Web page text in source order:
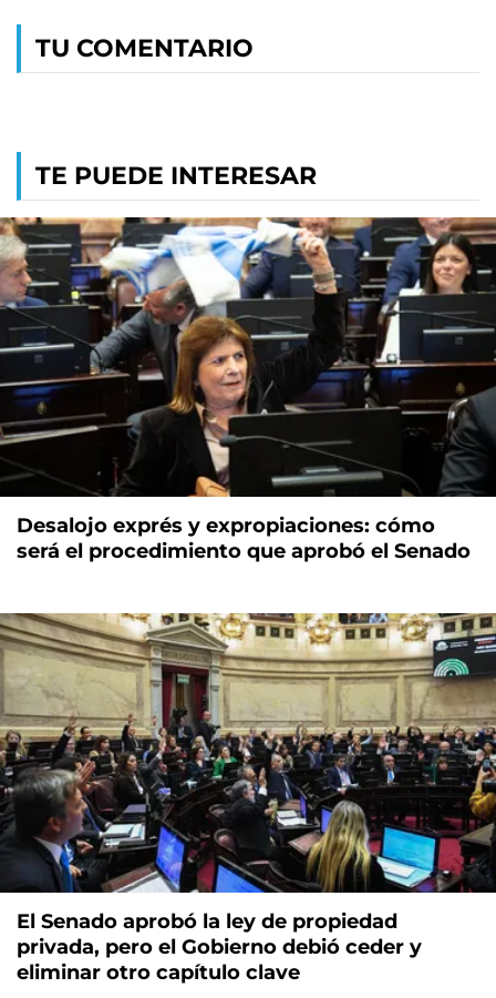
TU COMENTARIO
TE PUEDE INTERESAR
Desalojo exprés y expropiaciones: cómo
será el procedimiento que aprobó el Senado
El Senado aprobó la ley de propiedad
privada, pero el Gobierno debió ceder y
eliminar otro capítulo clave